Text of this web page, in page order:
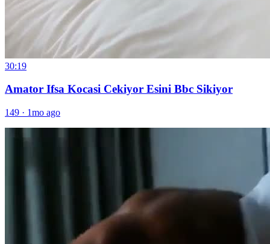
30:19
Amator Ifsa Kocasi Cekiyor Esini Bbc Sikiyor
149 · 1mo ago